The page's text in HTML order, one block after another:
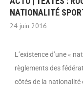
NATIONALITÉ
24 juin 2016
L’existence d’une «
règlements des
côtés de la nationalité